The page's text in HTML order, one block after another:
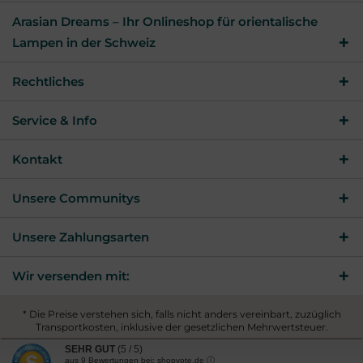
Arasian Dreams – Ihr Onlineshop für orientalische
Lampen in der Schweiz
Rechtliches
Service & Info
Kontakt
Unsere Communitys
Unsere Zahlungsarten
Wir versenden mit:
* Die Preise verstehen sich, falls nicht anders vereinbart, zuzüglich
Transportkosten, inklusive der gesetzlichen Mehrwertsteuer.
© 2026 Arasian Dreams - All Rights Reserved. Theme by
ThemeWare®
SEHR GUT (5 / 5)
aus 9 Bewertungen bei: shopvote.de ⓘ